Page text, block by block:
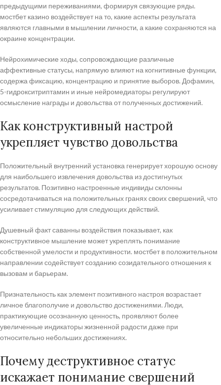
предыдущими переживаниями, формируя связующие ряды.
мостбет казино воздействует на то, какие аспекты результата
являются главными в мышлении личности, а какие сохраняются на
окраине концентрации.
Нейрохимические ходы, сопровождающие различные
аффективные статусы, напрямую влияют на когнитивные функции,
содержа фиксацию, концентрацию и принятие выборов. Дофамин,
5-гидрокситриптамин и иные нейромедиаторы регулируют
осмысление награды и довольства от полученных достижений.
Как конструктивный настрой
укрепляет чувство довольства
Положительный внутренний установка генерирует хорошую основу
для наибольшего извлечения довольства из достигнутых
результатов. Позитивно настроенные индивиды склонны
сосредотачиваться на положительных гранях своих свершений, что
усиливает стимуляцию для следующих действий.
Душевный факт саванны воздействия показывает, как
конструктивное мышление может укреплять понимание
собственной умелости и продуктивности. мостбет в положительном
направлении содействует созданию созидательного отношения к
вызовам и барьерам.
Признательность как элемент позитивного настроя возрастает
личное благополучие и довольство достижениями. Люди,
практикующие осознанную ценность, проявляют более
увеличенные индикаторы жизненной радости даже при
относительно небольших достижениях.
Почему деструктивное статус
искажает понимание свершений